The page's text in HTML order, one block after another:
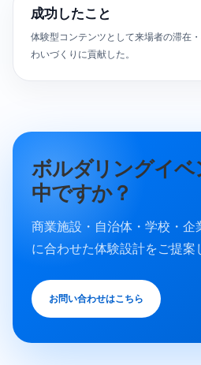
成功したこと
体験型コンテンツとして来場者の滞在
わいづくりに貢献した。
ボルダリングイベ
中ですか？
商業施設・自治体・学校・企
に合わせた体験設計をご提案
お問い合わせはこちら